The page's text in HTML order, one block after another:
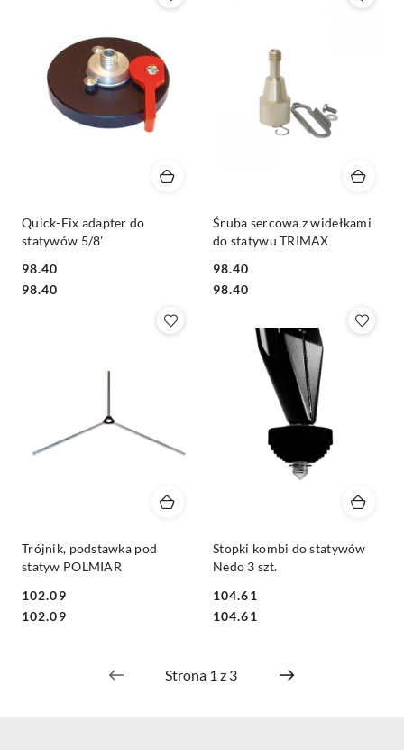
Quick-Fix adapter do
statywów 5/8'
Cena:
98.40
Cena:
98.40
Śruba sercowa z widełkami
do statywu TRIMAX
Cena:
98.40
Cena:
98.40
Trójnik, podstawka pod
statyw POLMIAR
Cena:
102.09
Cena:
102.09
Stopki kombi do statywów
Nedo 3 szt.
Cena:
104.61
Cena:
104.61